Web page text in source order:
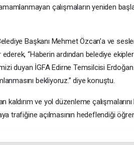
çalışmaların yeniden
Başkanı Mehmet Özcan’a ve
“Haberin ardından belediye
duyan İGFA Edirne Temsilcisi
bekliyoruz.” diye konuştu.
ve yol düzenleme
trafiğine açılmasının hedeflendiği